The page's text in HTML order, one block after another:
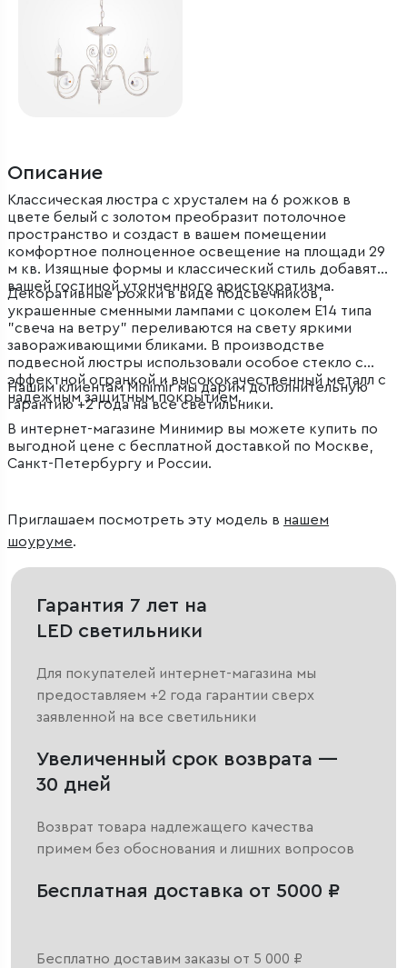
Описание
Классическая люстра с хрусталем на 6 рожков в
цвете белый с золотом преобразит потолочное
пространство и создаст в вашем помещении
комфортное полноценное освещение на площади 29
м кв. Изящные формы и классический стиль добавят
вашей гостиной утонченного аристократизма.
Декоративные рожки в виде подсвечников,
украшенные сменными лампами с цоколем E14 типа
"свеча на ветру" переливаются на свету яркими
завораживающими бликами. В производстве
подвесной люстры использовали особое стекло с
эффектной огранкой и высококачественный металл с
надежным защитным покрытием.
Нашим клиентам Minimir мы дарим дополнительную
гарантию +2 года на все светильники.
В интернет-магазине Минимир вы можете купить по
выгодной цене с бесплатной доставкой по Москве,
Санкт-Петербургу и России.
Приглашаем посмотреть эту модель в нашем
шоуруме.
Гарантия 7 лет на
LED светильники
Для покупателей интернет-магазина мы
предоставляем +2 года гарантии сверх
заявленной на все светильники
Увеличенный срок возврата —
30 дней
Возврат товара надлежащего качества
примем без обоснования и лишних вопросов
Бесплатная доставка от 5000 ₽
Бесплатно доставим заказы от 5 000 ₽